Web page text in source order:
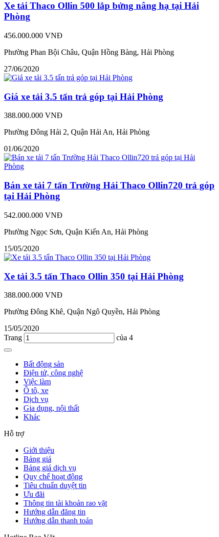
Xe tải Thaco Ollin 500 lắp bửng nâng hạ tại Hải
Phòng
456.000.000 VNĐ
Phường Phan Bội Châu, Quận Hồng Bàng, Hải Phòng
27/06/2020
Giá xe tải 3.5 tấn trả góp tại Hải Phòng
388.000.000 VNĐ
Phường Đông Hải 2, Quận Hải An, Hải Phòng
01/06/2020
Bán xe tải 7 tấn Trường Hải Thaco Ollin720 trả góp
tại Hải Phòng
542.000.000 VNĐ
Phường Ngọc Sơn, Quận Kiến An, Hải Phòng
15/05/2020
Xe tải 3.5 tấn Thaco Ollin 350 tại Hải Phòng
388.000.000 VNĐ
Phường Đông Khê, Quận Ngô Quyền, Hải Phòng
15/05/2020
Trang
của 4
Bất động sản
Điện tử, công nghệ
Việc làm
Ô tô, xe
Dịch vụ
Gia dụng, nội thất
Khác
Hỗ trợ
Giới thiệu
Bảng giá
Bảng giá dịch vụ
Quy chế hoạt động
Tiêu chuẩn duyệt tin
Ưu đãi
Thông tin tài khoản rao vặt
Hướng dẫn đăng tin
Hướng dẫn thanh toán